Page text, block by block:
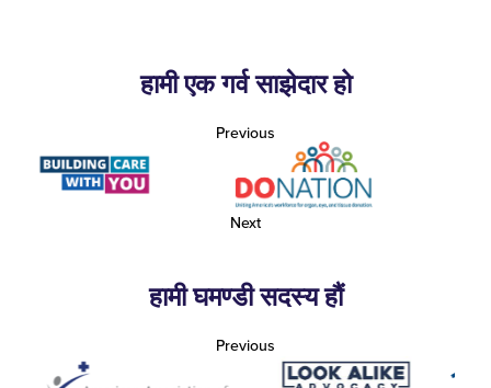
हामी एक गर्व साझेदार हो
Previous
Next
हामी घमण्डी सदस्य हौं
Previous